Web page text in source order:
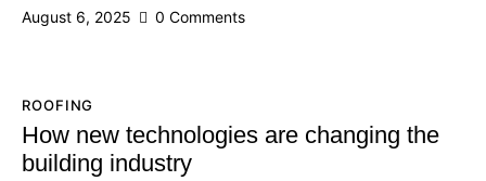
August 6, 2025 0 Comments
ROOFING
How new technologies are changing the
building industry